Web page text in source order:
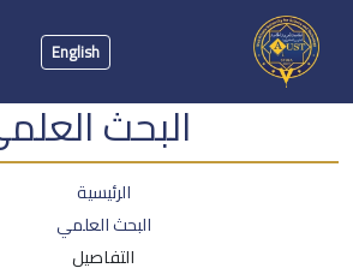
English
البحث
الرئيسية
البحث العلمي
التفاصيل